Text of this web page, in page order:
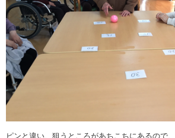
ピンと違い、狙うところがあちこちにあるので